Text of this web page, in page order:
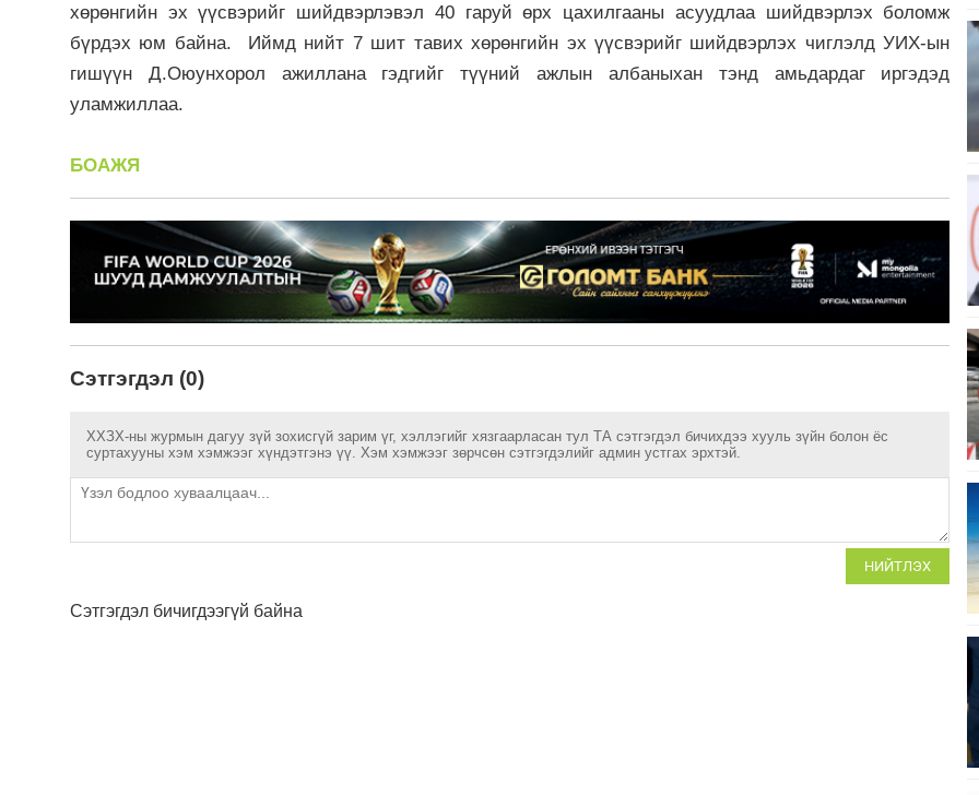
хөрөнгийн эх үүсвэрийг шийдвэрлэвэл 40 гаруй өрх цахилгааны асуудлаа шийдвэрлэх боломж
бүрдэх юм байна. Иймд нийт 7 шит тавих хөрөнгийн эх үүсвэрийг шийдвэрлэх чиглэлд УИХ-ын
гишүүн Д.Оюунхорол ажиллана гэдгийг түүний ажлын албаныхан тэнд амьдардаг иргэдэд
уламжиллаа.
БОАЖЯ
Сэтгэгдэл (0)
ХХЗХ-ны журмын дагуу зүй зохисгүй зарим үг, хэллэгийг хязгаарласан тул ТА сэтгэгдэл бичихдээ хууль зүйн болон ёс
суртахууны хэм хэмжээг хүндэтгэнэ үү. Хэм хэмжээг зөрчсөн сэтгэгдэлийг админ устгах эрхтэй.
НИЙТЛЭХ
Сэтгэгдэл бичигдээгүй байна